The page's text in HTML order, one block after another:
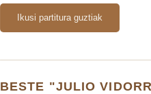
Ikusi partitura guztiak
BESTE "JULIO